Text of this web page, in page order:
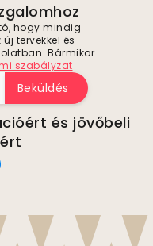
hogy mindig
tervekkel és
Bármikor
szabályzat
Beküldés
és jövőbeli